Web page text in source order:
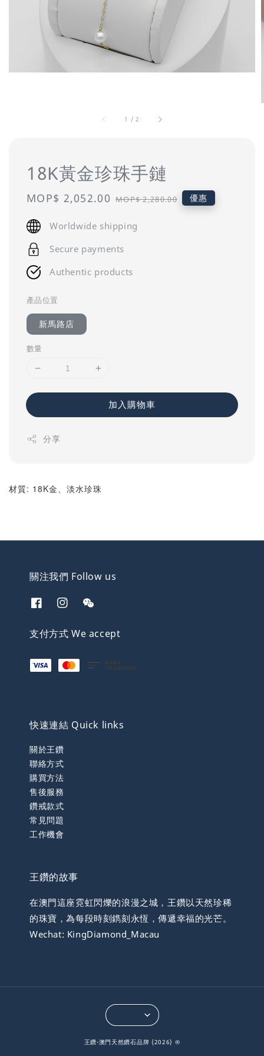
1 / 2
18K黃金珍珠手鏈
Sale
MOP$ 2,052.00 Regular
MOP$ 2,280.00 優惠
Worldwide shipping
Secure payments
Authentic products
產品位置
新馬路店
數量
加入購物車
分享
材質: 18K金、淡水珍珠
關注我們 Follow us
支付方式 We accept
快速連結 Quick links
關於王鑽
聯絡方式
購買方法
售後服務
鑽戒款式
常見問題
工作機會
王鑽的故事
在澳門這座霓虹閃爍的浪漫之城，王鑽以天然珍稀
的珠寶，為每段時刻鐫刻永恆，傳遞幸福的光芒。
Wechat: KingDiamond_Macau
王鑽-澳門天然鑽石品牌 {2026} ®